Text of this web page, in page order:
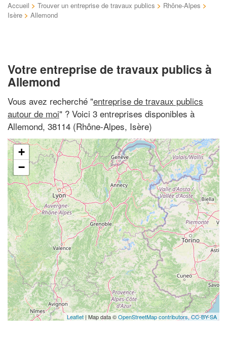
Accueil > Trouver un entreprise de travaux publics > Rhône-Alpes >
Isère > Allemond
Votre entreprise de travaux publics à
Allemond
Vous avez recherché "entreprise de travaux publics
autour de moi" ? Voici 3 entreprises disponibles à
Allemond, 38114 (Rhône-Alpes, Isère)
+
−
Leaflet | Map data ©OpenStreetMap contributors,CC-BY-SA